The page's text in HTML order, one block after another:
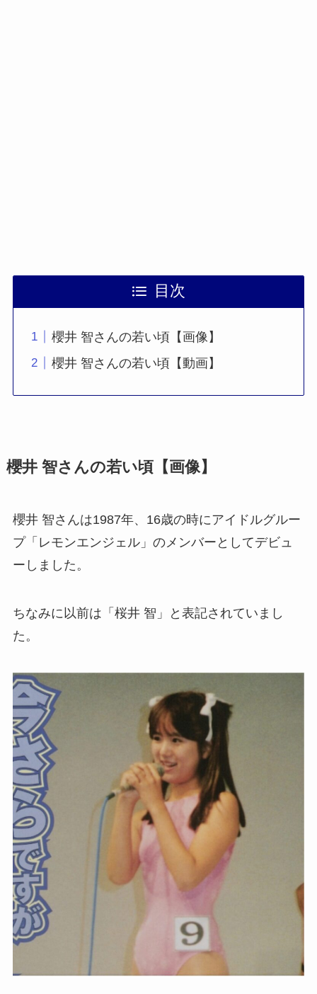
目次
櫻井 智さんの若い頃【画像】
櫻井 智さんの若い頃【動画】
櫻井 智さんの若い頃【画像】
櫻井 智さんは1987年、16歳の時にアイドルグルー
プ「レモンエンジェル」のメンバーとしてデビュ
ーしました。
ちなみに以前は「桜井 智」と表記されていまし
た。